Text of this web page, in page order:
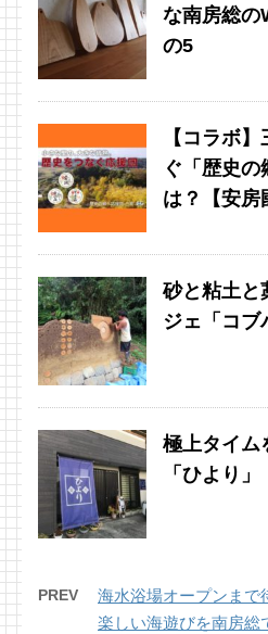
な南房総
の5
【コラボ
ぐ「歴史の
は？【安房
砂と粘土と
ジェ「コブ
極上タイム
「ひより
PREV
海水浴場オープンまで
楽しい海遊びを南房総